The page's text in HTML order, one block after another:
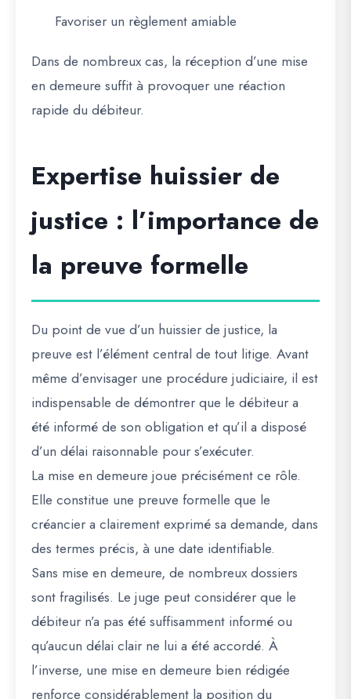
Favoriser un règlement amiable
Dans de nombreux cas, la réception d’une mise
en demeure suffit à provoquer une réaction
rapide du débiteur.
Expertise huissier de
justice : l’importance de
la preuve formelle
Du point de vue d’un huissier de justice, la
preuve est l’élément central de tout litige. Avant
même d’envisager une procédure judiciaire, il est
indispensable de démontrer que le débiteur a
été informé de son obligation et qu’il a disposé
d’un délai raisonnable pour s’exécuter.
La mise en demeure joue précisément ce rôle.
Elle constitue une preuve formelle que le
créancier a clairement exprimé sa demande, dans
des termes précis, à une date identifiable.
Sans mise en demeure, de nombreux dossiers
sont fragilisés. Le juge peut considérer que le
débiteur n’a pas été suffisamment informé ou
qu’aucun délai clair ne lui a été accordé. À
l’inverse, une mise en demeure bien rédigée
renforce considérablement la position du